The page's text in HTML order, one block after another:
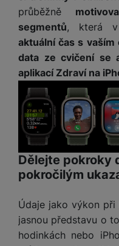
ř
e
d
s
á
d
k
y
T
e
e
k
h
n
a
b
íj
e
č
k
y
íť
o
v
n
P
ří
l
u
š
e
n
s
t
v
p
r
l
y
R
e
d
u
k
c
e
n
o
s
i
č
d
t
F
l
h
d
P
s
u
š
e
š
e
n
s
t
v
í
p
r
o
t
b
l
e
průběžně
segmentů, která v
aktuální čas s
data ze cvičení se
aplikací Zdraví na
Dělejte pokroky
pokročilým
Údaje jako výkon při
jasnou představu o
hodinkách nebo